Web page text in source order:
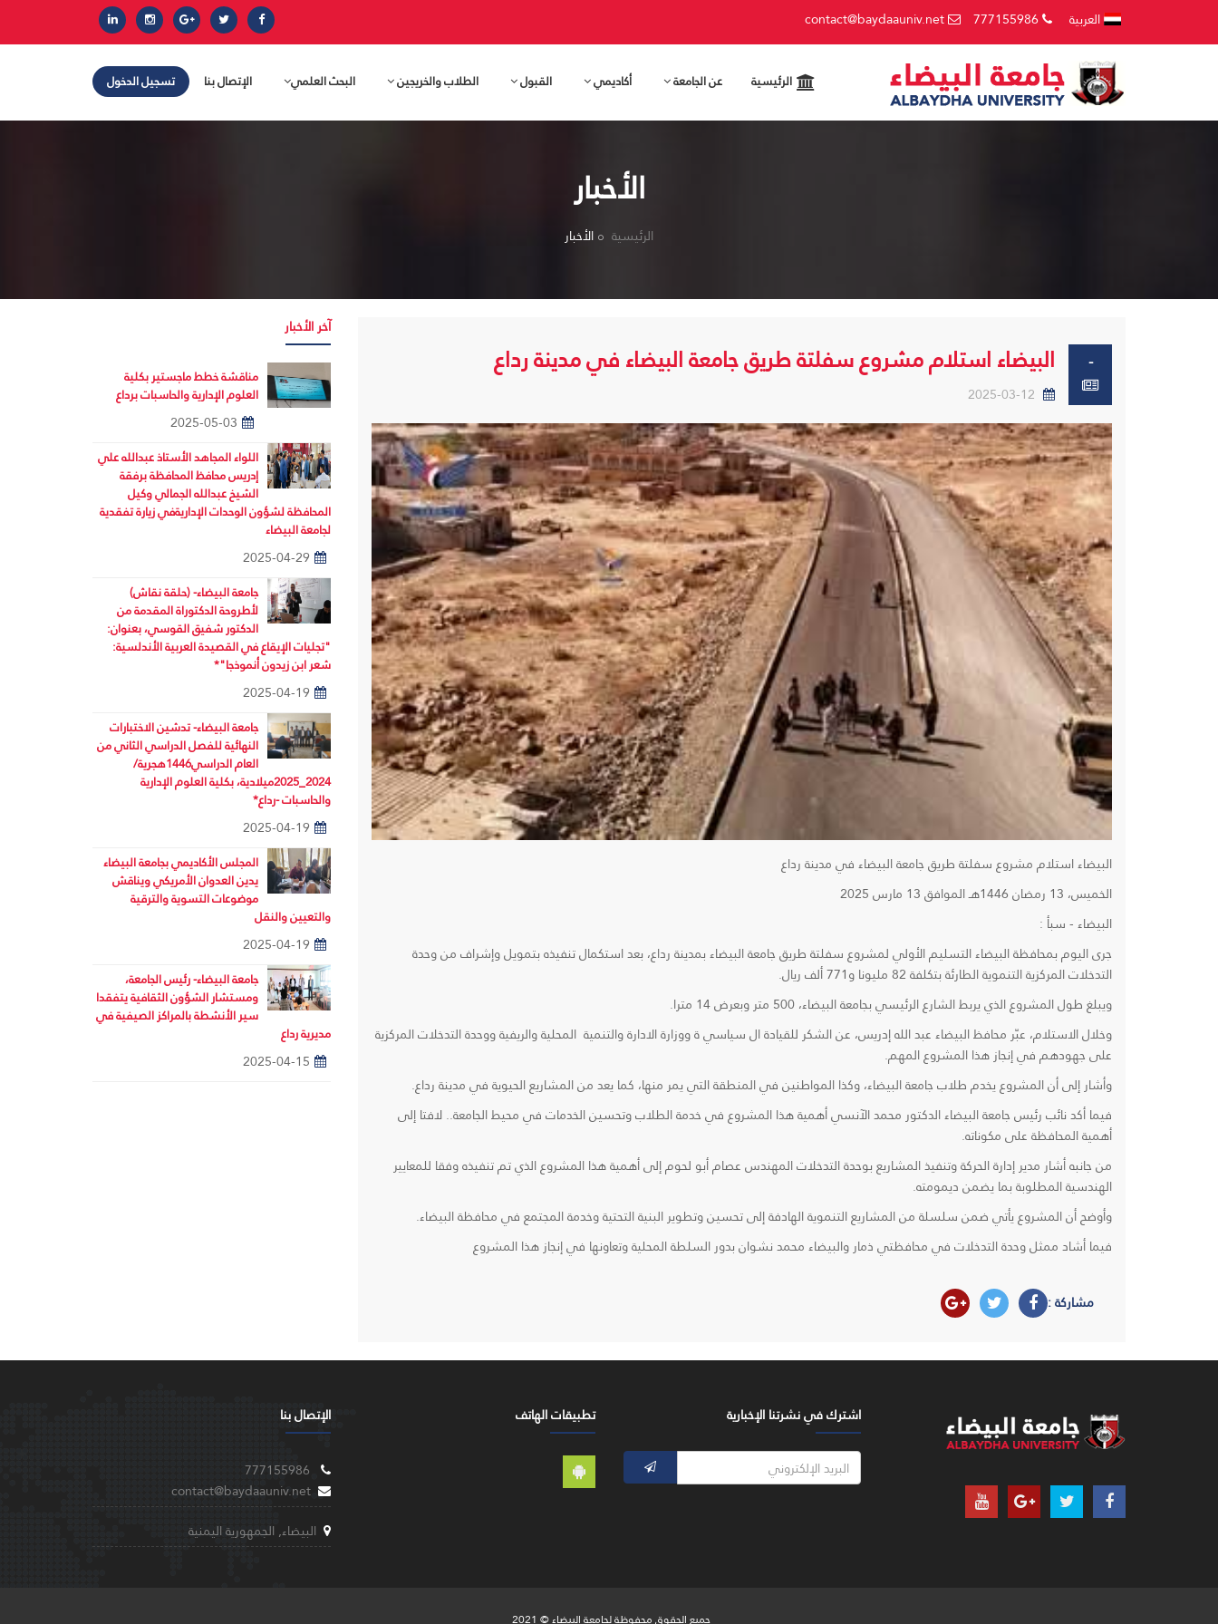
العربية 777155986
contact@baydaauniv.net
الرئيسية عن الجامعة أكاديمي القبول الطلاب والخريجين البحث العلمي الإتصال بنا تسجيل الدخول
الأخبار
الرئيسية الأخبار
- البيضاء استلام مشروع سفلتة طريق جامعة البيضاء في مدينة رداع
البيضاء استلام مشروع سفلتة طريق جامعة البيضاء في مدينة رداع
الخميس، 13 رمضان 1446هـ الموافق 13 مارس 2025
البيضاء - سبأ :
جرى اليوم بمحافظة البيضاء التسليم الأولي لمشروع سفلتة طريق جامعة البيضاء بمدينة رداع، بعد استكمال تنفيذه بتمويل وإشراف من وحدة
التدخلات المركزية التنموية الطارئة بتكلفة 82 مليونا و771 ألف ريال.
ويبلغ طول المشروع الذي يربط الشارع الرئيسي بجامعة البيضاء، 500 متر وبعرض 14 مترا.
وخلال الاستلام، عبّر محافظ البيضاء عبد الله إدريس، عن الشكر للقيادة ال سياسي ة ووزارة الادارة والتنمية المحلية والريفية ووحدة التدخلات المركزية
على جهودهم في إنجاز هذا المشروع المهم.
وأشار إلى أن المشروع يخدم طلاب جامعة البيضاء، وكذا المواطنين في المنطقة التي يمر منها، كما يعد من المشاريع الحيوية في مدينة رداع.
فيما أكد نائب رئيس جامعة البيضاء الدكتور محمد الآنسي أهمية هذا المشروع في خدمة الطلاب وتحسين الخدمات في محيط الجامعة.. لافتا إلى
أهمية المحافظة على مكوناته.
من جانبه أشار مدير إدارة الحركة وتنفيذ المشاريع بوحدة التدخلات المهندس عصام أبو لحوم إلى أهمية هذا المشروع الذي تم تنفيذه وفقا للمعايير
الهندسية المطلوبة بما يضمن ديمومته.
وأوضح أن المشروع يأتي ضمن سلسلة من المشاريع التنموية الهادفة إلى تحسين وتطوير البنية التحتية وخدمة المجتمع في محافظة البيضاء.
فيما أشاد ممثل وحدة التدخلات في محافظتي ذمار والبيضاء محمد نشوان بدور السلطة المحلية وتعاونها في إنجاز هذا المشروع
مشاركة :
آخر الأخبار
مناقشة خطط ماجستير بكلية
العلوم الإدارية والحاسبات برداع
2025-05-03
اللواء المجاهد الأستاذ عبدالله علي
إدريس محافظ المحافظة برفقة
الشيخ عبدالله الجمالي وكيل
المحافظة لشؤون الوحدات الإداريةفي زيارة تفقدية
لجامعة البيضاء
2025-04-29
جامعة البيضاء- (حلقة نقاش)
لأطروحة الدكتوراة المقدمة من
الدكتور شفيق القوسي، بعنوان:
"تجليات الإيقاع في القصيدة العربية الأندلسية:
شعر ابن زيدون أنموذجا"*
2025-04-19
جامعة البيضاء- تدشين الاختبارات
النهائية للفصل الدراسي الثاني من
العام الدراسي1446هجرية/
2024_2025ميلادية، بكلية العلوم الإدارية
والحاسبات -رداع*
2025-04-19
المجلس الأكاديمي بجامعة البيضاء
يدين العدوان الأمريكي ويناقش
موضوعات التسوية والترقية
والتعيين والنقل
2025-04-19
جامعة البيضاء- رئيس الجامعة،
ومستشار الشؤون الثقافية يتفقدا
سير الأنشطة بالمراكز الصيفية في
مديرية رداع
2025-04-15
اشترك في نشرتنا الإخبارية تطبيقات الهاتف الإتصال بنا
contact@baydaauniv.net
البيضاء, الجمهورية اليمنية
جميع الحقوق محفوظة لجامعة البيضاء © 2021